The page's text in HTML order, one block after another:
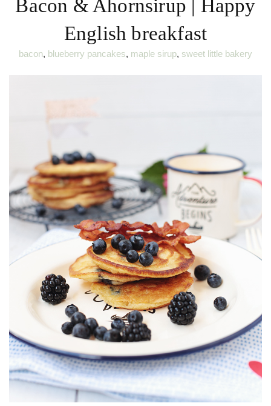
Bacon & Ahornsirup | Happy
English breakfast
bacon, blueberry pancakes, maple sirup, sweet little bakery